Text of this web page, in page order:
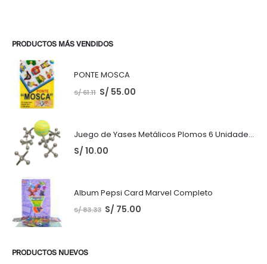
PRODUCTOS MÁS VENDIDOS
PONTE MOSCA
S/61.11 S/ 55.00
Juego de Yases Metálicos Plomos 6 Unidades + Pelota de Goma (En Bolsita Lista para Regalar)
S/ 10.00
Album Pepsi Card Marvel Completo
S/83.33 S/ 75.00
PRODUCTOS NUEVOS